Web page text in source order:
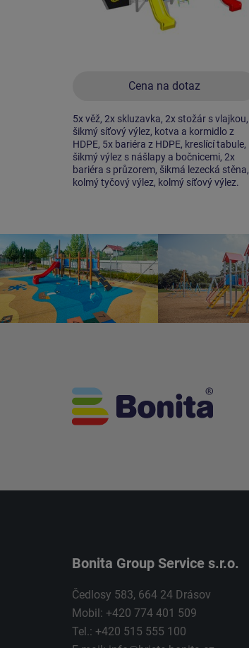
Cena na dotaz
5x věž, 2x skluzavka, 2x stožár s vlajkou,
šikmý síťový výlez, kotva a kormidlo z
HDPE, 5x bariéra z HDPE, kreslící tabule,
šikmý výlez s nášlapy a bočnicemi, 2x
bariéra s průzorem, šikmá lezecká stěna,
kolmý tyčový výlez, kolmý síťový výlez.
Bonita Group Service s.r.o.
Čedlosy 583, 664 24 Drásov
Mobil: +420 774 401 509
Tel.: +420 515 555 100